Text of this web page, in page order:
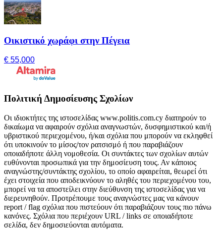
Οικιστικό χωράφι στην Πέγεια
€ 55,000
Πολιτική Δημοσίευσης Σχολίων
Οι ιδιοκτήτες της ιστοσελίδας www.politis.com.cy διατηρούν το
δικαίωμα να αφαιρούν σχόλια αναγνωστών, δυσφημιστικού και/ή
υβριστικού περιεχομένου, ή/και σχόλια που μπορούν να εκληφθεί
ότι υποκινούν το μίσος/τον ρατσισμό ή που παραβιάζουν
οποιαδήποτε άλλη νομοθεσία. Οι συντάκτες των σχολίων αυτών
ευθύνονται προσωπικά για την δημοσίευση τους. Αν κάποιος
αναγνώστης/συντάκτης σχολίου, το οποίο αφαιρείται, θεωρεί ότι
έχει στοιχεία που αποδεικνύουν το αληθές του περιεχομένου του,
μπορεί να τα αποστείλει στην διεύθυνση της ιστοσελίδας για να
διερευνηθούν. Προτρέπουμε τους αναγνώστες μας να κάνουν
report / flag σχόλια που πιστεύουν ότι παραβιάζουν τους πιο πάνω
κανόνες. Σχόλια που περιέχουν URL / links σε οποιαδήποτε
σελίδα, δεν δημοσιεύονται αυτόματα.